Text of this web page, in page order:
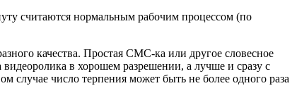
считаются нормальным рабочим процессом (по
качества. Простая СМС-ка или другое словесное
видеоролика в хорошем разрешении, а лучше и сразу с
случае число терпения может быть не более одного раза